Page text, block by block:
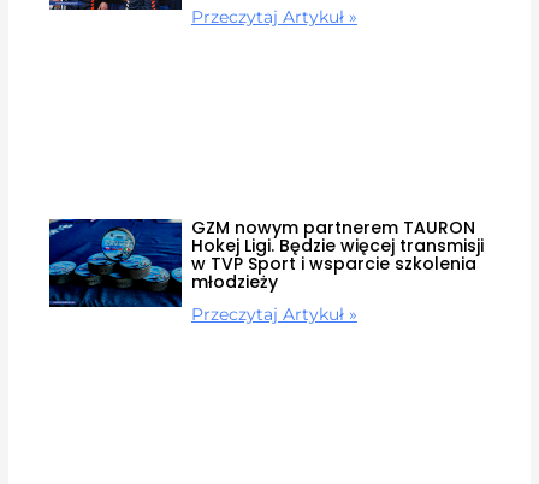
Przeczytaj Artykuł »
GZM nowym partnerem TAURON
Hokej Ligi. Będzie więcej transmisji
w TVP Sport i wsparcie szkolenia
młodzieży
Przeczytaj Artykuł »